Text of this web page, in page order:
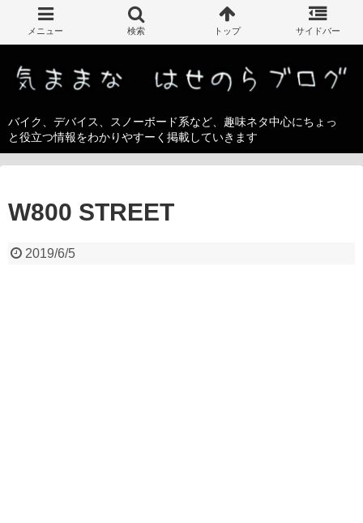
バイク、デバイス、スノーボード系など、趣味ネタ中心にちょっ
と役立つ情報をわかりやすーく掲載していきます
W800 STREET
2019/6/5